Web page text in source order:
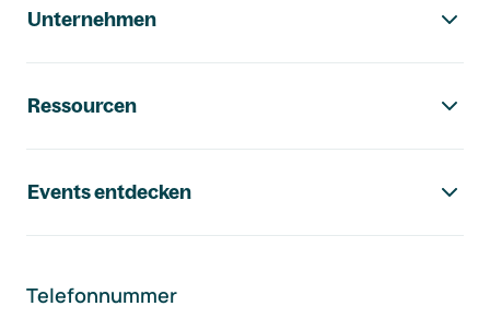
Unternehmen
Ressourcen
Events entdecken
Telefonnummer